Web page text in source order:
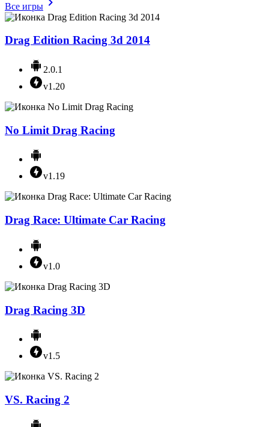
Все игры
Drag Edition Racing 3d 2014
2.0.1
v1.20
No Limit Drag Racing
v1.19
Drag Race: Ultimate Car Racing
v1.0
Drag Racing 3D
v1.5
VS. Racing 2